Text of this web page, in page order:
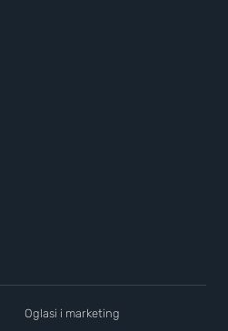
Oglasi i marketing